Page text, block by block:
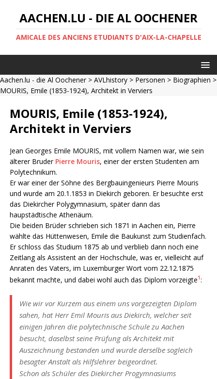
AACHEN.LU - DIE AL OOCHENER
AMICALE DES ANCIENS ETUDIANTS D'AIX-LA-CHAPELLE
Aachen.lu - die Al Oochener> AVLhistory > Personen > Biographien >
MOURIS, Emile (1853-1924), Architekt in Verviers
MOURIS, Emile (1853-1924),
Architekt in Verviers
Jean Georges Emile MOURIS, mit vollem Namen war, wie sein
älterer Bruder Pierre Mouris, einer der ersten Studenten am
Polytechnikum.
Er war einer der Söhne des Bergbauingenieurs Pierre Mouris
und wurde am 20.1.1853 in Diekirch geboren. Er besuchte erst
das Diekircher Polygymnasium, später dann das
haupstädtische Athenäum.
Die beiden Brüder schrieben sich 1871 in Aachen ein, Pierre
wählte das Hüttenwesen, Emile die Baukunst zum Studienfach.
Er schloss das Studium 1875 ab und verblieb dann noch eine
Zeitlang als Assistent an der Hochschule, was er, vielleicht auf
Anraten des Vaters, im Luxemburger Wort vom 22.12.1875
bekannt machte, und dabei wohl auch das Diplom vorzeigte1:
Wie wir vor Kurzem aus einem uns vorgezeigten Diplom
sahen, hat Herr Emil Mouris aus Diekirch, welcher seit
einigen Jahren die polytechnische Schule zu Aachen
besucht, daselbst seine Prüfung als Architekt mit
Auszeichnung bestanden und wurde derselbe sogleich
besagter Anstalt als Hilfslehrer beigeordnet.
Schon als Schüler des Diekircher Progymnasiums